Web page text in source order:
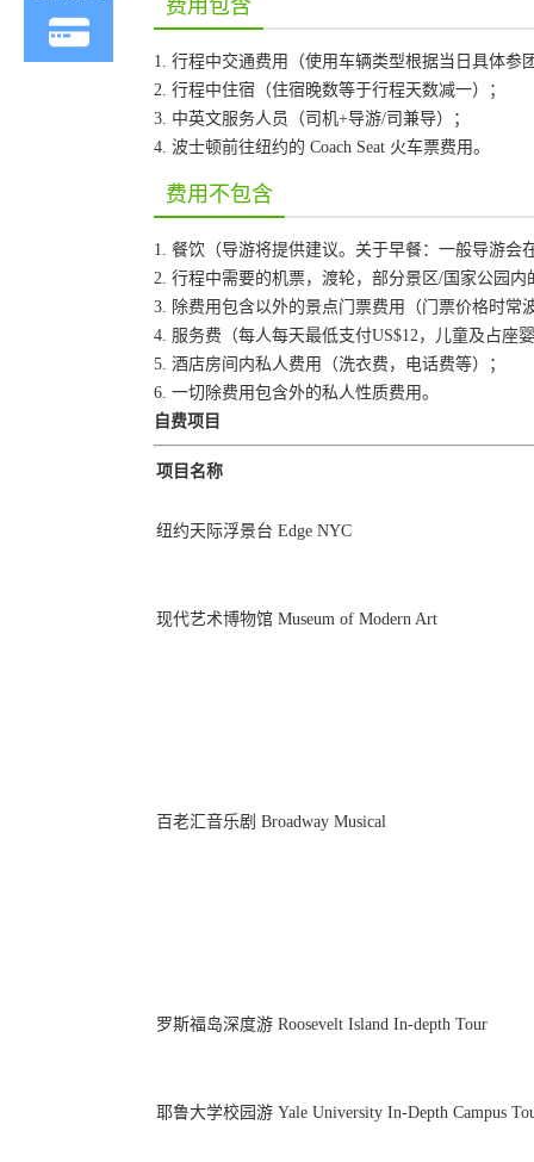
费用包含
1. 行程中交通费用（使用车辆类型根据当日具体参
2. 行程中住宿（住宿晚数等于行程天数减一）；
3. 中英文服务人员（司机+导游/司兼导）；
4. 波士顿前往纽约的 Coach Seat 火车票费用。
费用不包含
1. 餐饮（导游将提供建议。关于早餐：一般导游
2. 行程中需要的机票，渡轮，部分景区/国家公园内
3. 除费用包含以外的景点门票费用（门票价格时
4. 服务费（每人每天最低支付US$12，儿童及占座
5. 酒店房间内私人费用（洗衣费，电话费等）；
6. 一切除费用包含外的私人性质费用。
自费项目
项目名称
纽约天际浮景台 Edge NYC
现代艺术博物馆 Museum of Modern Art
百老汇音乐剧 Broadway Musical
罗斯福岛深度游 Roosevelt Island In-depth Tour
耶鲁大学校园游 Yale University In-Depth Campus